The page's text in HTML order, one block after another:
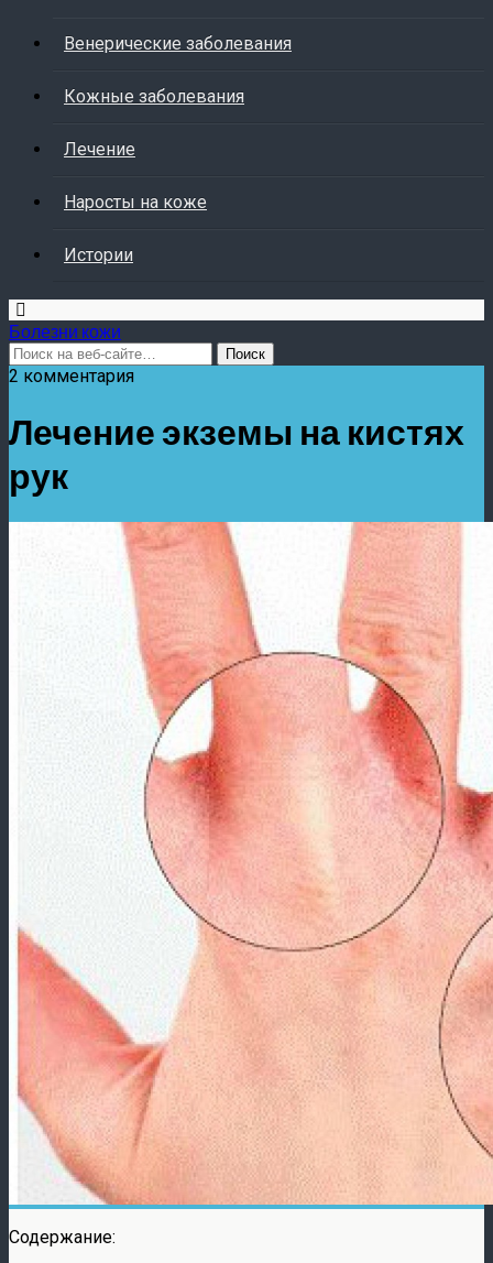
Венерические заболевания
Кожные заболевания
Лечение
Наросты на коже
Истории
Болезни кожи
2 комментария
Лечение экземы на кистях
рук
Содержание: